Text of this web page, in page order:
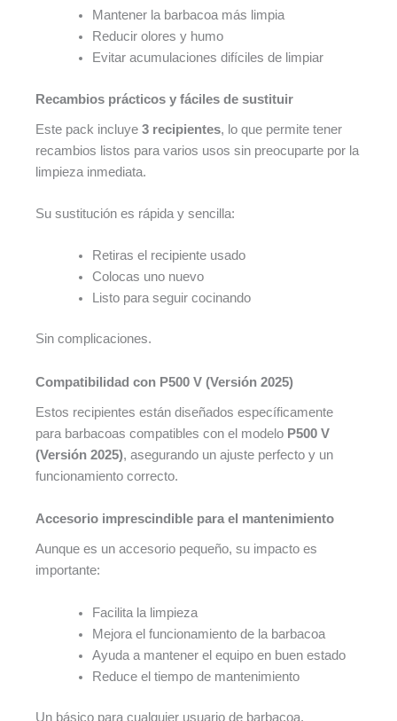
Mantener la barbacoa más limpia
Reducir olores y humo
Evitar acumulaciones difíciles de limpiar
Recambios prácticos y fáciles de sustituir
Este pack incluye 3 recipientes, lo que permite tener
recambios listos para varios usos sin preocuparte por la
limpieza inmediata.
Su sustitución es rápida y sencilla:
Retiras el recipiente usado
Colocas uno nuevo
Listo para seguir cocinando
Sin complicaciones.
Compatibilidad con P500 V (Versión 2025)
Estos recipientes están diseñados específicamente
para barbacoas compatibles con el modelo P500 V
(Versión 2025), asegurando un ajuste perfecto y un
funcionamiento correcto.
Accesorio imprescindible para el mantenimiento
Aunque es un accesorio pequeño, su impacto es
importante:
Facilita la limpieza
Mejora el funcionamiento de la barbacoa
Ayuda a mantener el equipo en buen estado
Reduce el tiempo de mantenimiento
Un básico para cualquier usuario de barbacoa.